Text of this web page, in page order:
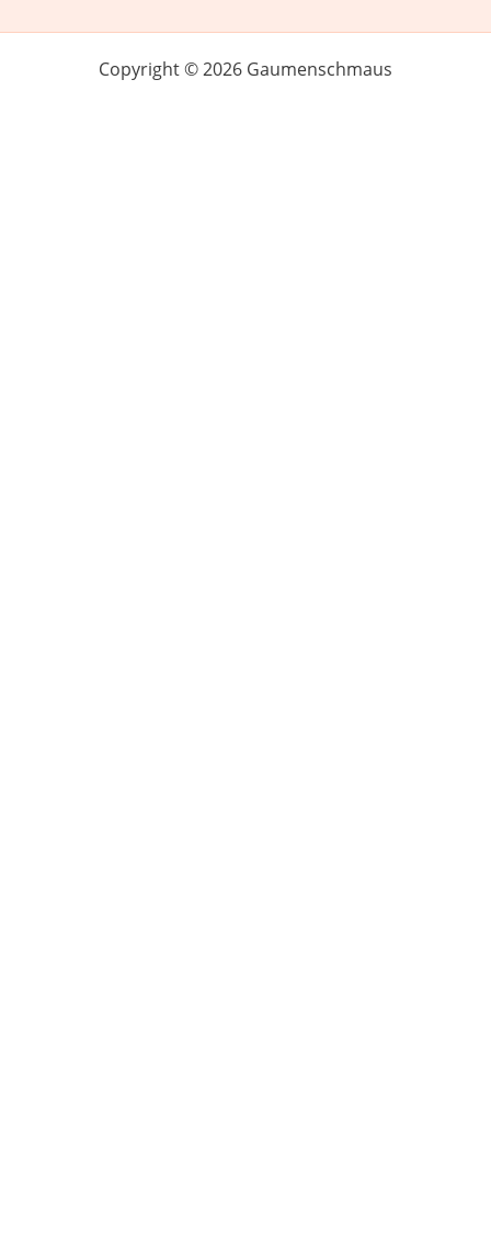
Copyright © 2026 Gaumenschmaus